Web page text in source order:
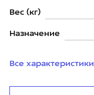
Вес (кг)
Назначение
Все характеристики